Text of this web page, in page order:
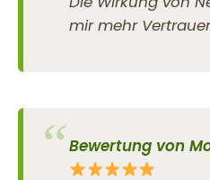
mir mehr
Bewertung von